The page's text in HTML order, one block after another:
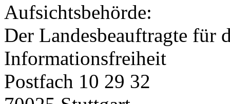
Aufsichtsbehörde:
Der Landesbeauftragte für
Informationsfreiheit
Postfach 10 29 32